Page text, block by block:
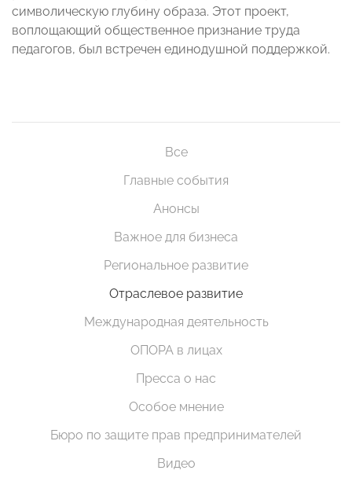
символическую глубину образа. Этот проект,
воплощающий общественное признание труда
педагогов, был встречен единодушной поддержкой.
Все
Главные события
Анонсы
Важное для бизнеса
Региональное развитие
Отраслевое развитие
Международная деятельность
ОПОРА в лицах
Пресса о нас
Особое мнение
Бюро по защите прав предпринимателей
Видео